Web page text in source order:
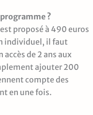
?
proposé à 490 euros
individuel, il faut
de 2 ans aux
ajouter 200
compte des
en une fois.